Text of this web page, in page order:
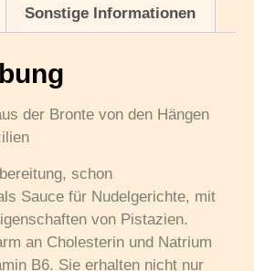
Sonstige Informationen
der Bronte von den Hängen
schon
Sauce für Nudelgerichte, mit
von Pistazien.
an Cholesterin und Natrium
B6. Sie erhalten nicht nur